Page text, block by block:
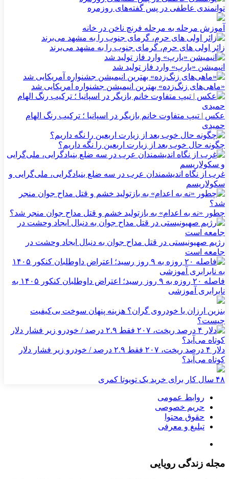
توانمندی عاطفی در پس گفته‌های روزمره
آموزش مرحله به مرحله فرنچ ناخن در خانه
زائر اولی های حرم، گرمای جنوب را به مشهد می‌برند
انیمیشن «یارپ» وارد فاز تولید شد
«ماهی‌های زنگ‌زده» بهترین انیمیشن جشنواره آمریکایی شد
عکس | تیپ متفاوت خانم بازیگر در اسپانیا ؛ ترکیب رنگ الهام
حمیدی
چگونه حال خوب بعد از زیارت اربعین را نگه داریم؟
غرب از نگاه اندیشمندان عرب در سه ضلع بنیادگرایی، ملی‌گرایی و
سکولاریسم
چطور «نه به اعدام» به بازتولید خشم و قتل مداح جوان منجر شد؟
رژیم صهیونیستی در قتل مداح جوان به دنبال ایجاد وحشت در
جامعه است
فاصله ۲۰ روزه به ۹ روز رسید؛ اعتراض داوطلبان کنکور ۱۴۰۵ به
نابرابری آموزشی
بنزین ارزان یا خودروی گران؟ هزینه پنهان سوخت بی‌کیفیت
چیست؟
دلار ۴ درصد ریخت، ۲۰۷ فقط ۲.۹ درصد / خودرو زیر فشار دلار
کوتاه می‌آید؟
۴۸ سال کار برای خرید یک تویوتا کمری
روابط عمومی
حریم خصوصی
حقوق محتوا
تبلیغ و معرفی
مجله زندگی رویایی